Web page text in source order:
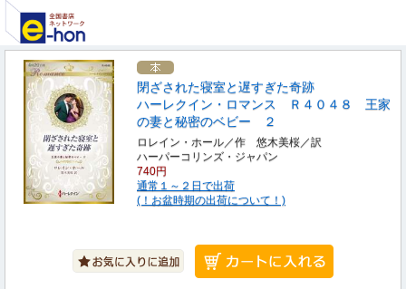
閉ざされた寝室と遅すぎた奇跡
ハーレクイン・ロマンス Ｒ４０４８ 王家
の妻と秘密のベビー ２
ロレイン・ホール／作 悠木美桜／訳
ハーパーコリンズ・ジャパン
740円
通常１～２日で出荷
(！お盆時期の出荷について！)